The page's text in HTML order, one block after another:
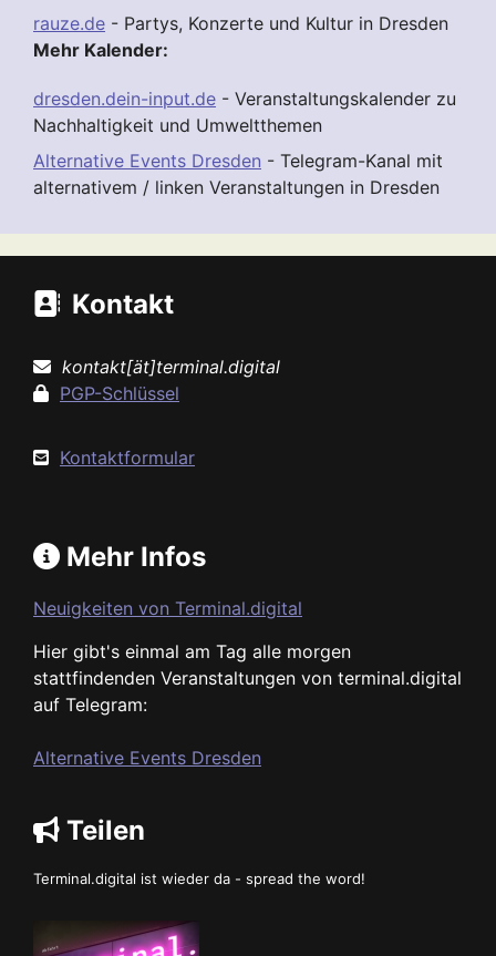
rauze.de - Partys, Konzerte und Kultur in Dresden
Mehr Kalender:
dresden.dein-input.de - Veranstaltungskalender zu
Nachhaltigkeit und Umweltthemen
Alternative Events Dresden - Telegram-Kanal mit
alternativem / linken Veranstaltungen in Dresden
Kontakt
kontakt[ät]terminal.digital
PGP-Schlüssel
Kontaktformular
Mehr Infos
Neuigkeiten von Terminal.digital
Hier gibt's einmal am Tag alle morgen
stattfindenden Veranstaltungen von terminal.digital
auf Telegram:
Alternative Events Dresden
Teilen
Terminal.digital ist wieder da - spread the word!